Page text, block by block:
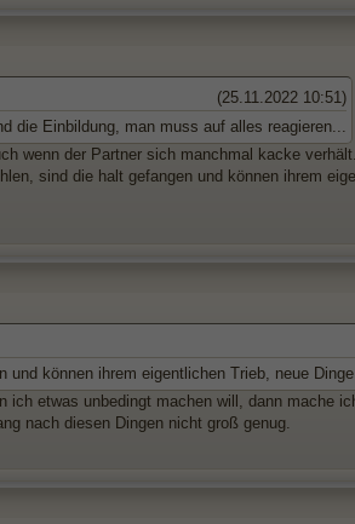
(25.11.2022 10:51)
die Einbildung, man muss auf alles reagieren...
wenn der Partner sich manchmal kacke
sind die halt gefangen und können ihrem
und können ihrem eigentlichen Trieb, neue
ich etwas unbedingt machen will, dann mache
nach diesen Dingen nicht groß genug.